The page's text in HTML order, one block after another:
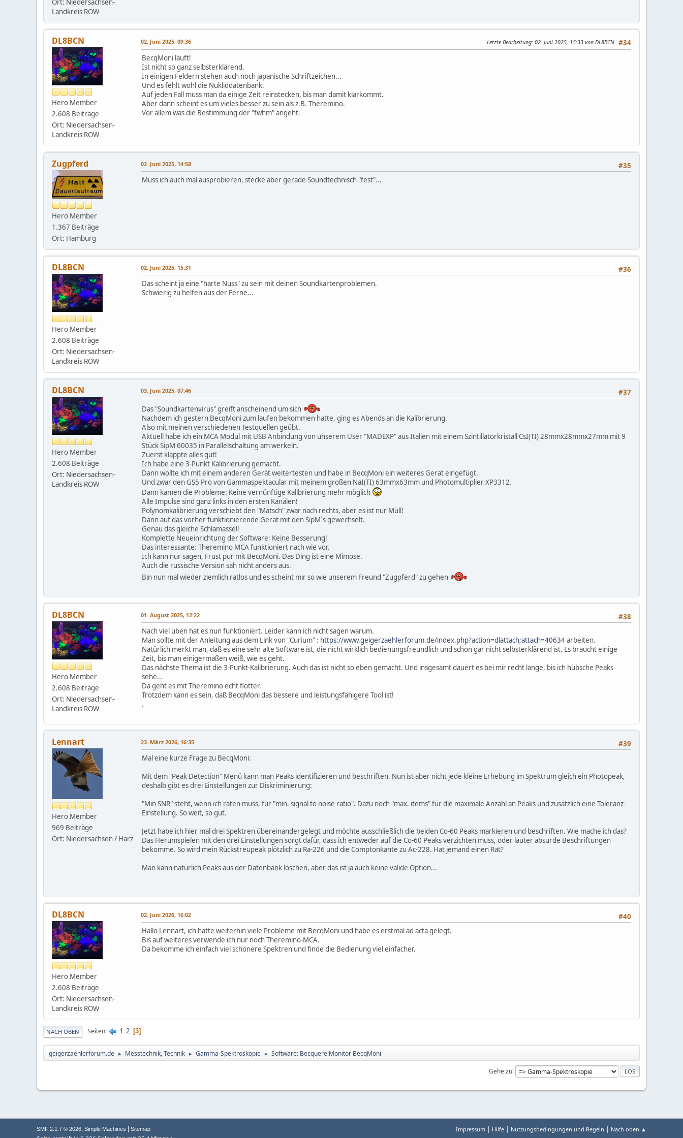
Landkreis ROW
DL8BCN
Hero Member
2.608 Beiträge
Ort: Niedersachsen-
Landkreis ROW
#34
02. Juni 2025, 09:36 Letzte Bearbeitung: 02. Juni 2025, 15:33 von DL8BCN
BecqMoni läuft!
Ist nicht so ganz selbsterklärend.
In einigen Feldern stehen auch noch japanische Schriftzeichen...
Und es fehlt wohl die Nukliddatenbank.
Auf jeden Fall muss man da einige Zeit reinstecken, bis man damit klarkommt.
Aber dann scheint es um vieles besser zu sein als z.B. Theremino.
Vor allem was die Bestimmung der "fwhm" angeht.
Zugpferd
Hero Member
1.367 Beiträge
Ort: Hamburg
#35
02. Juni 2025, 14:58
Muss ich auch mal ausprobieren, stecke aber gerade Soundtechnisch "fest"...
DL8BCN
Hero Member
2.608 Beiträge
Ort: Niedersachsen-
Landkreis ROW
#36
02. Juni 2025, 15:31
Das scheint ja eine "harte Nuss" zu sein mit deinen Soundkartenproblemen.
Schwierig zu helfen aus der Ferne...
DL8BCN
Hero Member
2.608 Beiträge
Ort: Niedersachsen-
Landkreis ROW
#37
03. Juni 2025, 07:46
Das "Soundkartenvirus" greift anscheinend um sich
Nachdem ich gestern BecqMoni zum laufen bekommen hatte, ging es Abends an die Kalibrierung.
Also mit meinen verschiedenen Testquellen geübt.
Aktuell habe ich ein MCA Modul mit USB Anbindung von unserem User "MADEXP" aus Italien mit einem Szintillatorkristall CsI(TI) 28mmx28mmx27mm mit 9
Stück SipM 60035 in Parallelschaltung am werkeln.
Zuerst klappte alles gut!
Ich habe eine 3-Punkt Kalibrierung gemacht.
Dann wollte ich mit einem anderen Gerät weitertesten und habe in BecqMoni ein weiteres Gerät eingefügt.
Und zwar den GS5 Pro von Gammaspektacular mit meinem großen NaI(TI) 63mmx63mm und Photomultiplier XP3312.
Dann kamen die Probleme: Keine vernünftige Kalibrierung mehr möglich
Alle Impulse sind ganz links in den ersten Kanälen!
Polynomkalibrierung verschiebt den "Matsch" zwar nach rechts, aber es ist nur Müll!
Dann auf das vorher funktionierende Gerät mit den SipM´s gewechselt.
Genau das gleiche Schlamassel!
Komplette Neueinrichtung der Software: Keine Besserung!
Das interessante: Theremino MCA funktioniert nach wie vor.
Ich kann nur sagen, Frust pur mit BecqMoni. Das Ding ist eine Mimose.
Auch die russische Version sah nicht anders aus.
Bin nun mal wieder ziemlich ratlos und es scheint mir so wie unserem Freund "Zugpferd" zu gehen
DL8BCN
Hero Member
2.608 Beiträge
Ort: Niedersachsen-
Landkreis ROW
#38
01. August 2025, 12:22
Nach viel üben hat es nun funktioniert. Leider kann ich nicht sagen warum.
Man sollte mit der Anleitung aus dem Link von "Curium" : https://www.geigerzaehlerforum.de/index.php?action=dlattach;attach=40634arbeiten.
Natürlich merkt man, daß es eine sehr alte Software ist, die nicht wirklich bedienungsfreundlich und schon gar nicht selbsterklärend ist. Es braucht einige
Zeit, bis man einigermaßen weiß, wie es geht.
Das nächste Thema ist die 3-Punkt-Kalibrierung. Auch das ist nicht so eben gemacht. Und insgesamt dauert es bei mir recht lange, bis ich hübsche Peaks
sehe...
Da geht es mit Theremino echt flotter.
Trotzdem kann es sein, daß BecqMoni das bessere und leistungsfähigere Tool ist!
.
Lennart
Hero Member
969 Beiträge
Ort: Niedersachsen / Harz
#39
23. März 2026, 16:35
Mal eine kurze Frage zu BecqMoni:
Mit dem "Peak Detection" Menü kann man Peaks identifizieren und beschriften. Nun ist aber nicht jede kleine Erhebung im Spektrum gleich ein Photopeak,
deshalb gibt es drei Einstellungen zur Diskriminierung:
"Min SNR" steht, wenn ich raten muss, für "min. signal to noise ratio". Dazu noch "max. items" für die maximale Anzahl an Peaks und zusätzlich eine Toleranz-
Einstellung. So weit, so gut.
Jetzt habe ich hier mal drei Spektren übereinandergelegt und möchte ausschließlich die beiden Co-60 Peaks markieren und beschriften. Wie mache ich das?
Das Herumspielen mit den drei Einstellungen sorgt dafür, dass ich entweder auf die Co-60 Peaks verzichten muss, oder lauter absurde Beschriftungen
bekomme. So wird mein Rückstreupeak plötzlich zu Ra-226 und die Comptonkante zu Ac-228. Hat jemand einen Rat?
Man kann natürlich Peaks aus der Datenbank löschen, aber das ist ja auch keine valide Option...
DL8BCN
Hero Member
2.608 Beiträge
Ort: Niedersachsen-
Landkreis ROW
#40
02. Juni 2026, 16:02
Hallo Lennart, ich hatte weiterhin viele Probleme mit BecqMoni und habe es erstmal ad acta gelegt.
Bis auf weiteres verwende ich nur noch Theremino-MCA.
Da bekomme ich einfach viel schönere Spektren und finde die Bedienung viel einfacher.
NACH OBEN Seiten 1 2 3
geigerzaehlerforum.de ► Messtechnik, Technik ► Gamma-Spektroskopie ► Software: BecquerelMonitor BecqMoni
Gehe zu
Impressum | Hilfe | Nutzungsbedingungen und Regeln | Nach oben ▲
SMF 2.1.7 © 2026, Simple Machines Sitemap